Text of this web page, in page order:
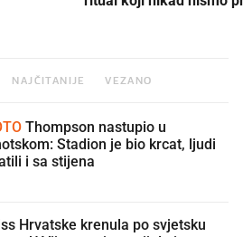
NAJČITANIJE VEZANO
Stadion je bio krcat, ljudi
i sa stijena
Hrvatske krenula po svjetsku